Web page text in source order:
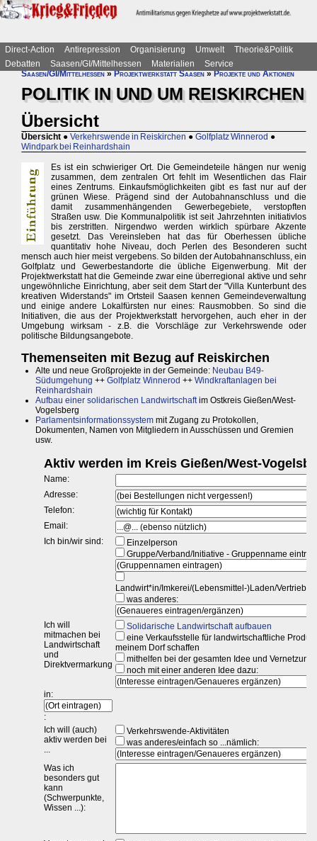
Direct-Action Antirepression Organisierung Umwelt
Theorie&Politik
Debatten
Saasen/GI/Mittelhessen Materialien
Service
Saasen/GI/Mittelhessen»Projektwerkstatt Saasen»Projekte und Aktionen
POLITIK IN UND UM REISKIRCHEN
Übersicht
Übersicht ● Verkehrswende in Reiskirchen ● Golfplatz Winnerod ●
Windpark bei Reinhardshain
Es ist ein schwieriger Ort. Die Gemeindeteile hängen nur wenig
zusammen, dem zentralen Ort fehlt im Wesentlichen das Flair
eines Zentrums. Einkaufsmöglichkeiten gibt es fast nur auf der
grünen Wiese. Prägend sind der Autobahnanschluss und die
damit zusammenhängenden Gewerbegebiete, verstopften
Straßen usw. Die Kommunalpolitik ist seit Jahrzehnten initiativlos
bis zerstritten. Nirgendwo werden wirklich spürbare Akzente
gesetzt. Das Vereinsleben hat das für Oberhessen übliche
quantitativ hohe Niveau, doch Perlen des Besonderen sucht
mensch auch hier meist vergebens. So bilden der Autobahnanschluss, ein
Golfplatz und Gewerbestandorte die übliche Eigenwerbung. Mit der
Projektwerkstatt hat die Gemeinde zwar eine überregional aktive und sehr
ungewöhnliche Einrichtung, aber seit dem Start der "Villa Kunterbunt des
kreativen Widerstands" im Ortsteil Saasen kennen Gemeindeverwaltung
und einige andere Lokalfürsten nur eines: Rausmobben. So sind die
Initiativen, die aus der Projektwerkstatt hervorgehen, auch eher in der
Umgebung wirksam - z.B. die Vorschläge zur Verkehrswende oder
politische Bildungsangebote.
Themenseiten mit Bezug auf Reiskirchen
Alte und neue Großprojekte in der Gemeinde: Neubau B49-
Südumgehung ++ Golfplatz Winnerod ++ Windkraftanlagen bei
Reinhardshain
Aufbau einer solidarischen Landwirtschaftim Ostkreis Gießen/West-
Vogelsberg
Parlamentsinformationssystem mit Zugang zu Protokollen,
Dokumenten, Namen von Mitgliedern in Ausschüssen und Gremien
usw.